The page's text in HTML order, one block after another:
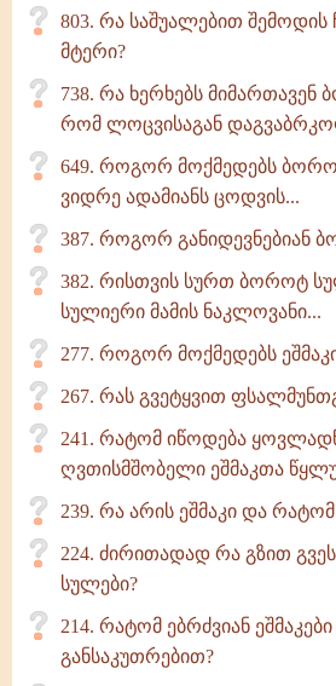
803. რა საშუალებით შემოდის
მტერი?
738. რა ხერხებს მიმართავენ
რომ ლოცვისაგან
649. როგორ მოქმედებს
ვიდრე ადამიანს ცოდვის...
387. როგორ განიდევნებიან
382. რისთვის სურთ ბოროტ
სულიერი მამის ნაკლოვანი...
277. როგორ მოქმედებს
267. რას გვეტყვით
241. რატომ იწოდება
ღვთისმშობელი ეშმაკთა
239. რა არის ეშმაკი და
224. ძირითადად რა გზით
სულები?
214. რატომ ებრძვიან
განსაკუთრებით?